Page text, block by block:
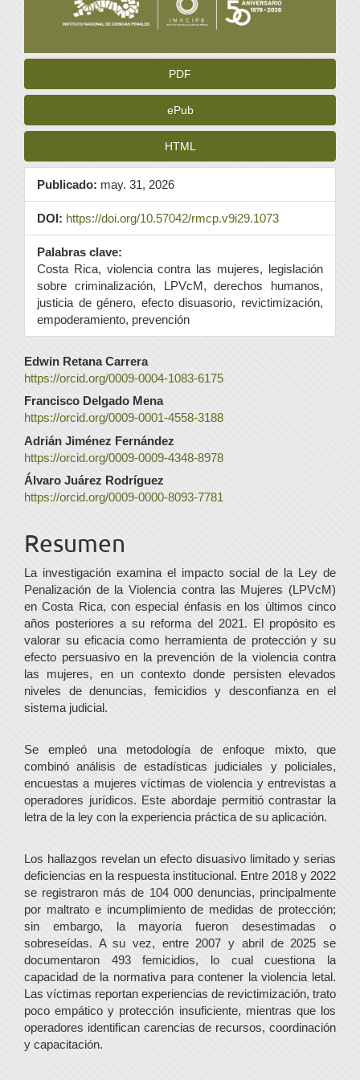
PDF
ePub
HTML
Publicado: may. 31, 2026
DOI: https://doi.org/10.57042/rmcp.v9i29.1073
Palabras clave:
Costa Rica, violencia contra las mujeres, legislación
sobre criminalización, LPVcM, derechos humanos,
justicia de género, efecto disuasorio, revictimización,
empoderamiento, prevención
Contenido
principal
del
artículo
Edwin Retana Carrera
https://orcid.org/0009-0004-1083-6175
Francisco Delgado Mena
https://orcid.org/0009-0001-4558-3188
Adrián Jiménez Fernández
https://orcid.org/0009-0009-4348-8978
Álvaro Juárez Rodríguez
https://orcid.org/0009-0000-8093-7781
Resumen
La investigación examina el impacto social de la Ley de
Penalización de la Violencia contra las Mujeres (LPVcM)
en Costa Rica, con especial énfasis en los últimos cinco
años posteriores a su reforma del 2021. El propósito es
valorar su eficacia como herramienta de protección y su
efecto persuasivo en la prevención de la violencia contra
las mujeres, en un contexto donde persisten elevados
niveles de denuncias, femicidios y desconfianza en el
sistema judicial.
Se empleó una metodología de enfoque mixto, que
combinó análisis de estadísticas judiciales y policiales,
encuestas a mujeres víctimas de violencia y entrevistas a
operadores jurídicos. Este abordaje permitió contrastar la
letra de la ley con la experiencia práctica de su aplicación.
Los hallazgos revelan un efecto disuasivo limitado y serias
deficiencias en la respuesta institucional. Entre 2018 y 2022
se registraron más de 104 000 denuncias, principalmente
por maltrato e incumplimiento de medidas de protección;
sin embargo, la mayoría fueron desestimadas o
sobreseídas. A su vez, entre 2007 y abril de 2025 se
documentaron 493 femicidios, lo cual cuestiona la
capacidad de la normativa para contener la violencia letal.
Las víctimas reportan experiencias de revictimización, trato
poco empático y protección insuficiente, mientras que los
operadores identifican carencias de recursos, coordinación
y capacitación.